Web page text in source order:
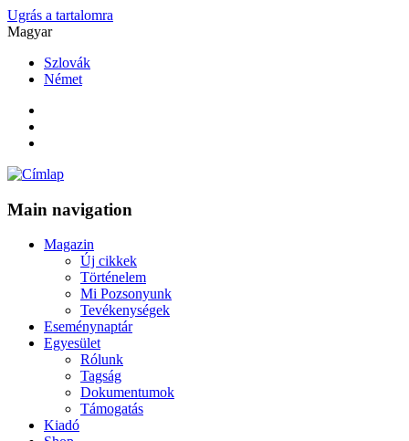
Ugrás a tartalomra
Magyar
Szlovák
Német
Main navigation
Magazin
Új cikkek
Történelem
Mi Pozsonyunk
Tevékenységek
Eseménynaptár
Egyesület
Rólunk
Tagság
Dokumentumok
Támogatás
Kiadó